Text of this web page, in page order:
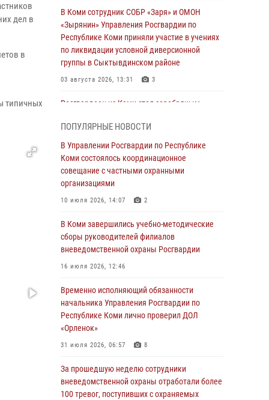
дел в
в
типичных
В Коми сотрудник СОБР «Заря» и ОМОН
«Зырянин» Управления Росгвардии по
Республике Коми приняли участие в учениях
по ликвидации условной диверсионной
группы в Сыктывдинском районе
03 августа 2026, 13:31 3
Росгвардеец из Коми стал серебряным
Чемпионате Северо-Западного округа
Росгвардии по спортивному самбо
03 августа 2026, 12:07 5
В Коми росгвардейцы информируют граждан
об изменениях в законодательстве в сфере
оружие за нарушения
02 августа 2026, 06:17
сдачи оружия
31 июля 2026, 10:55
Временно исполняющий обязанности
начальника Управления Росгвардии по
«Орленок»
31 июля 2026, 06:57 8
ПОПУЛЯРНЫЕ НОВОСТИ
В Управлении Росгвардии по Республике
Коми состоялось координационное
совещание с частными охранными
организациями
10 июля 2026, 14:07 2
В Коми завершились учебно-методические
сборы руководителей филиалов
вневедомственной охраны Росгвардии
16 июля 2026, 12:46
Временно исполняющий обязанности
начальника Управления Росгвардии по
Республике Коми лично проверил ДОЛ
«Орленок»
31 июля 2026, 06:57 8
За прошедшую неделю сотрудники
вневедомственной охраны отработали более
100 тревог, поступивших с охраняемых